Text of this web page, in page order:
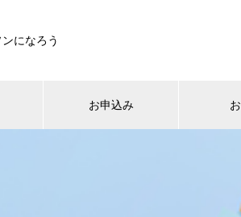
になろう
お申込み